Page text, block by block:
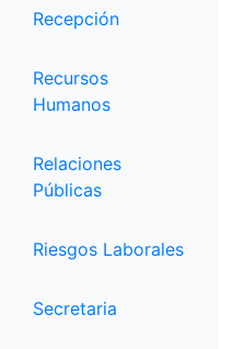
Recepción
Recursos
Humanos
Relaciones
Públicas
Riesgos Laborales
Secretaria